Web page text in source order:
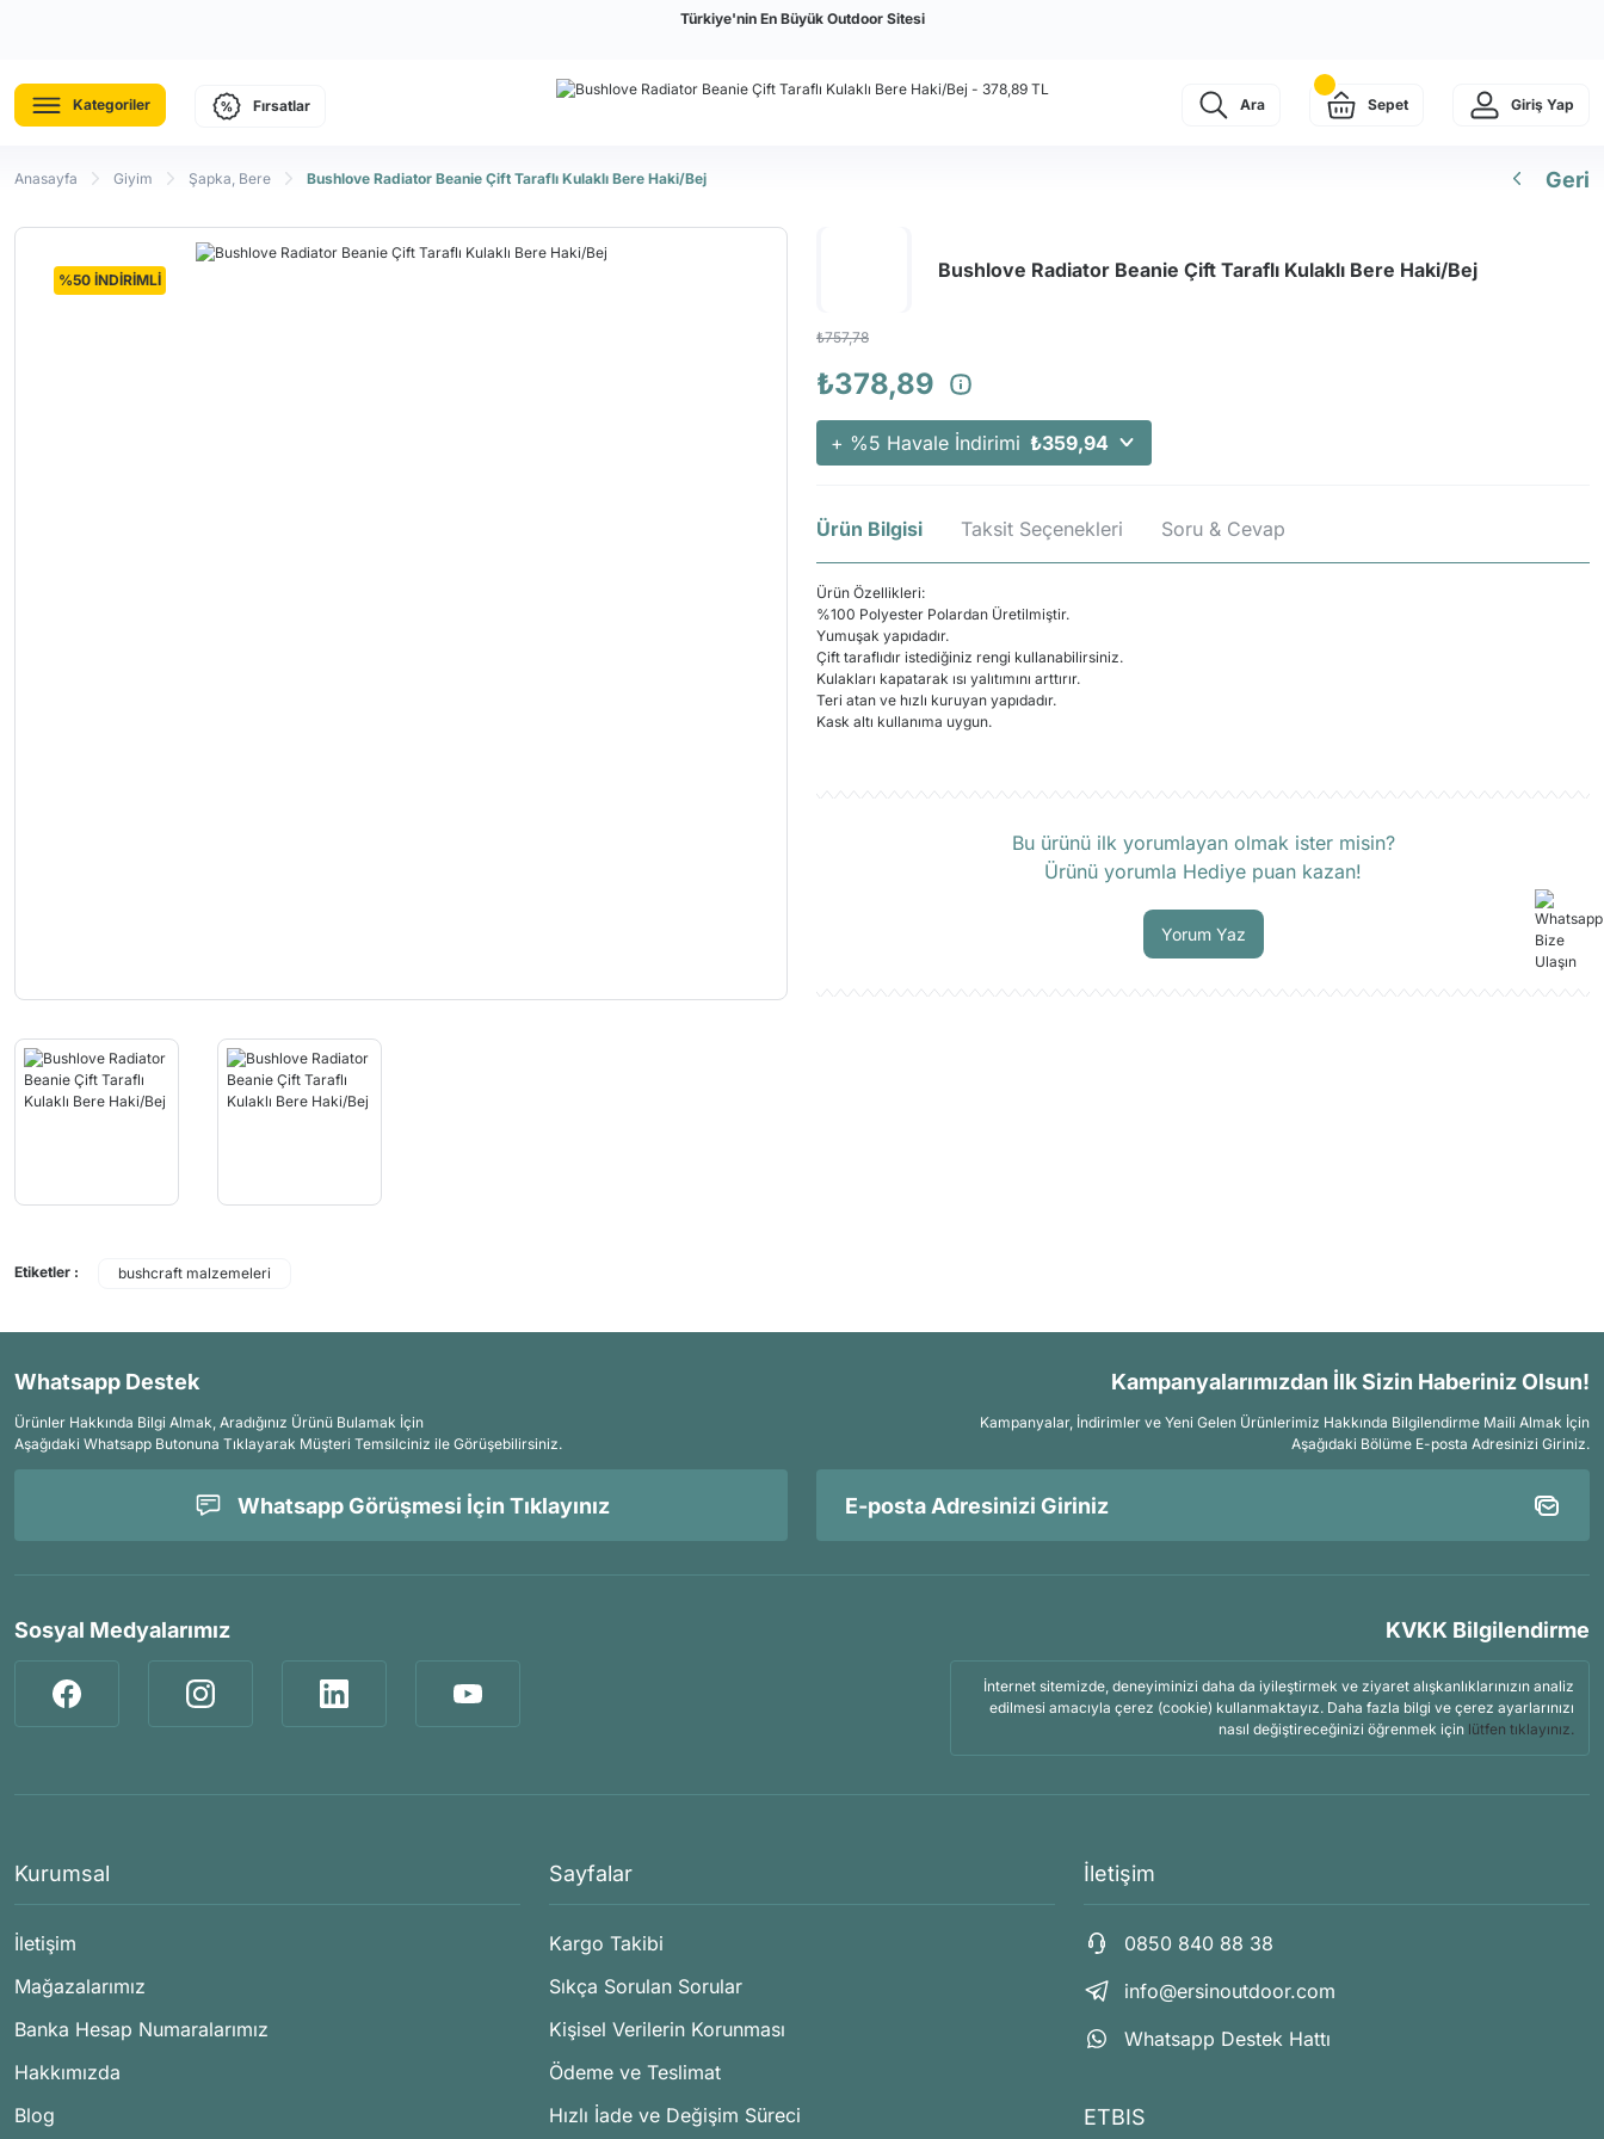
Türkiye'nin En Büyük Outdoor Sitesi
Kategoriler Fırsatlar Ara Sepet Giriş Yap
Anasayfa Giyim Şapka, Bere Bushlove Radiator Beanie Çift Taraflı Kulaklı Bere Haki/Bej Geri
%50 İNDİRİMLİ Bushlove Radiator Beanie Çift Taraflı Kulaklı Bere Haki/Bej
₺757,78
₺378,89
+ %5 Havale İndirimi ₺359,94
Ürün Bilgisi Taksit Seçenekleri Soru & Cevap
Ürün Özellikleri:
%100 Polyester Polardan Üretilmiştir.
Yumuşak yapıdadır.
Çift taraflıdır istediğiniz rengi kullanabilirsiniz.
Kulakları kapatarak ısı yalıtımını arttırır.
Teri atan ve hızlı kuruyan yapıdadır.
Kask altı kullanıma uygun.
Bu ürünü ilk yorumlayan olmak ister misin?
Ürünü yorumla Hediye puan kazan!
Yorum Yaz
Etiketler : bushcraft malzemeleri
Whatsapp Destek
Ürünler Hakkında Bilgi Almak, Aradığınız Ürünü Bulamak İçin
Aşağıdaki Whatsapp Butonuna Tıklayarak Müşteri Temsilciniz ile Görüşebilirsiniz.
Whatsapp Görüşmesi İçin Tıklayınız
Kampanyalarımızdan İlk Sizin Haberiniz Olsun!
Kampanyalar, İndirimler ve Yeni Gelen Ürünlerimiz Hakkında Bilgilendirme Maili Almak İçin
Aşağıdaki Bölüme E-posta Adresinizi Giriniz.
Sosyal Medyalarımız KVKK Bilgilendirme
İnternet sitemizde, deneyiminizi daha da iyileştirmek ve ziyaret alışkanlıklarınızın analiz
edilmesi amacıyla çerez (cookie) kullanmaktayız. Daha fazla bilgi ve çerez ayarlarınızı
nasıl değiştireceğinizi öğrenmek için lütfen tıklayınız.
Kurumsal
İletişim
Mağazalarımız
Banka Hesap Numaralarımız
Hakkımızda
Blog
Sayfalar
Kargo Takibi
Sıkça Sorulan Sorular
Kişisel Verilerin Korunması
Ödeme ve Teslimat
Hızlı İade ve Değişim Süreci
İletişim
0850 840 88 38
info@ersinoutdoor.com
Whatsapp Destek Hattı
ETBIS